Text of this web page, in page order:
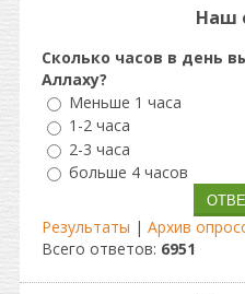
Наш
Сколько часов в день
Аллаху?
Меньше 1 часа
1-2 часа
2-3 часа
больше 4 часов
Результаты | Архив
Всего ответов: 6951